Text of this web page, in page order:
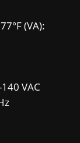
(VA):
VAC